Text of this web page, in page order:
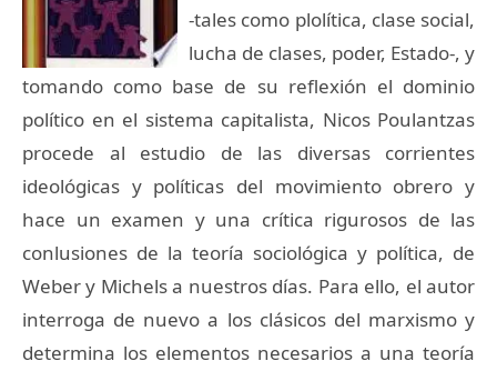
-tales como plolítica, clase social,
lucha de clases, poder, Estado-, y
tomando como base de su reflexión el dominio
político en el sistema capitalista, Nicos Poulantzas
procede al estudio de las diversas corrientes
ideológicas y políticas del movimiento obrero y
hace un examen y una crítica rigurosos de las
conlusiones de la teoría sociológica y política, de
Weber y Michels a nuestros días. Para ello, el autor
interroga de nuevo a los clásicos del marxismo y
determina los elementos necesarios a una teoría